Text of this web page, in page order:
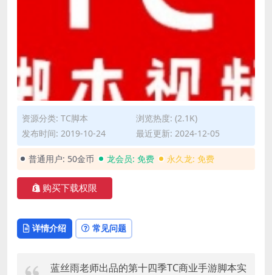
资源分类: TC脚本
浏览热度: (2.1K)
发布时间: 2019-10-24
最近更新: 2024-12-05
普通用户: 50金币 龙会员: 免费 永久龙: 免费
购买下载权限
详情介绍 常见问题
蓝丝雨老师出品的第十四季TC商业手游脚本实